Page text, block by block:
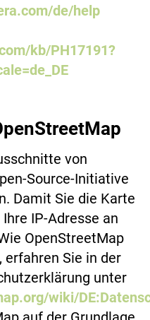
de/help
kb/PH17191?
von
Source-Initiative
Damit Sie die Karte
IP-Adresse an
OpenStreetMap
Sie in der
unter
wiki/